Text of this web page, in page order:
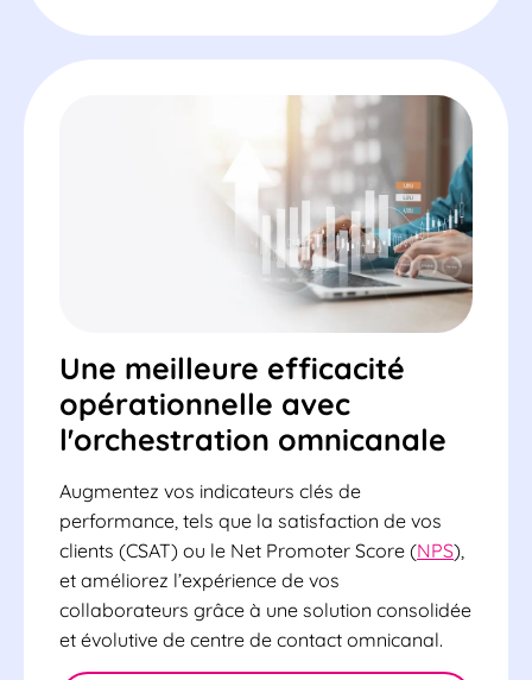
Une meilleure efficacité
opérationnelle avec
l'orchestration omnicanale
Augmentez vos indicateurs clés de
performance, tels que la satisfaction de vos
clients (CSAT) ou le Net Promoter Score (NPS),
et améliorez l’expérience de vos
collaborateurs grâce à une solution consolidée
et évolutive de centre de contact omnicanal.